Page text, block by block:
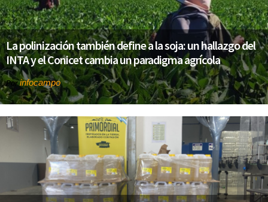
La polinización también define a la soja: un hallazgo del
INTA y el Conicet cambia un paradigma agrícola
Porinfocampo